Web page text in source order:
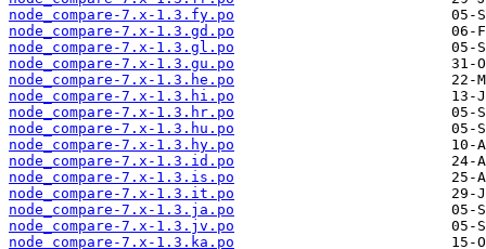
node_compare-7.x-1.3.fy.po
node_compare-7.x-1.3.gd.po
node_compare-7.x-1.3.gl.po
node_compare-7.x-1.3.gu.po
node_compare-7.x-1.3.he.po
node_compare-7.x-1.3.hi.po
node_compare-7.x-1.3.hr.po
node_compare-7.x-1.3.hu.po
node_compare-7.x-1.3.hy.po
node_compare-7.x-1.3.id.po
node_compare-7.x-1.3.is.po
node_compare-7.x-1.3.it.po
node_compare-7.x-1.3.ja.po
node_compare-7.x-1.3.jv.po
node_compare-7.x-1.3.ka.po